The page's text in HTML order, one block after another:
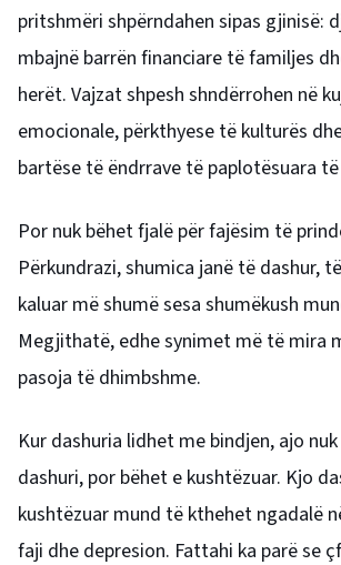
pritshmëri shpërndahen sipas gjinisë:
mbajnë barrën financiare të familjes
herët. Vajzat shpesh shndërrohen në
emocionale, përkthyese të kulturës
bartëse të ëndrrave të paplotësuara
Por nuk bëhet fjalë për fajësim të
Përkundrazi, shumica janë të dashur,
kaluar më shumë sesa shumëkush
Megjithatë, edhe synimet më të mira
pasoja të dhimbshme.
Kur dashuria lidhet me bindjen, ajo
dashuri, por bëhet e kushtëzuar. Kjo
kushtëzuar mund të kthehet ngadalë
faji dhe depresion. Fattahi ka parë se